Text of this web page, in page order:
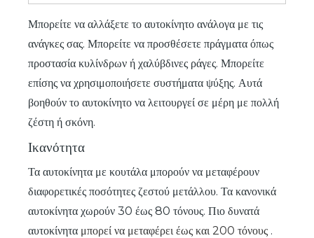
Μπορείτε να αλλάξετε το αυτοκίνητο ανάλογα με τις
ανάγκες σας. Μπορείτε να προσθέσετε πράγματα όπως
προστασία κυλίνδρων ή χαλύβδινες ράγες. Μπορείτε
επίσης να χρησιμοποιήσετε συστήματα ψύξης. Αυτά
βοηθούν το αυτοκίνητο να λειτουργεί σε μέρη με πολλή
ζέστη ή σκόνη.
Ικανότητα
Τα αυτοκίνητα με κουτάλα μπορούν να μεταφέρουν
διαφορετικές ποσότητες ζεστού μετάλλου. Τα κανονικά
αυτοκίνητα χωρούν 30 έως 80 τόνους. Πιο δυνατά
αυτοκίνητα μπορεί να μεταφέρει έως και 200 ​​τόνους .